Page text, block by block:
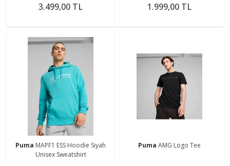
3.499,00 TL 1.999,00 TL
Puma MAPF1 ESS Hoodie Siyah
Unisex Sweatshirt
Puma AMG Logo Tee